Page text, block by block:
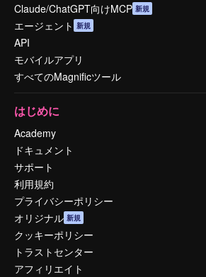
Claude/ChatGPT向けMCP 新規
エージェント 新規
API
モバイルアプリ
すべてのMagnificツール
はじめに
Academy
ドキュメント
サポート
利用規約
プライバシーポリシー
オリジナル 新規
クッキーポリシー
トラストセンター
アフィリエイト